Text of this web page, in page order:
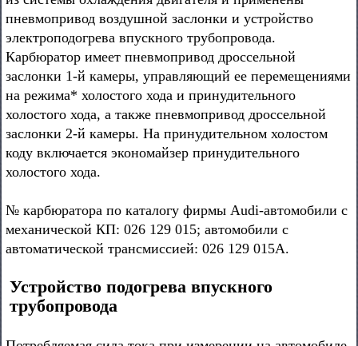
пневмопривод воздушной заслонки и устройство
электроподогрева впускного трубопровода.
Карбюратор имеет пневмопривод дроссельной
заслонки 1-й камеры, управляющий ее перемещениями
на режима* холостого хода и принудительного
холостого хода, а также пневмопривод дроссельной
заслонки 2-й камеры. На принудительном холостом
коду включается экономайзер принудительного
холостого хода.
№ карбюратора по каталогу фирмы Audi-автомобили с
механической КП: 026 129 015; автомобили с
автоматической трансмиссией: 026 129 015А.
Устройство подогрева впускного
трубопровода